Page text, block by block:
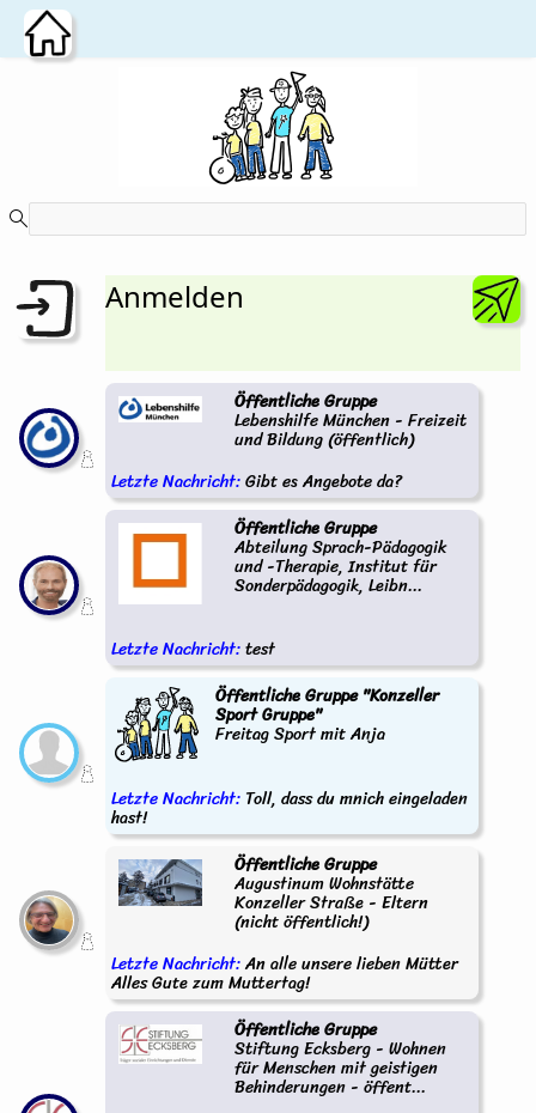
Zum Hauptinhalt wechseln
Anmelden
Öffentliche Gruppe
Lebenshilfe München - Freizeit
und Bildung (öffentlich)
Letzte Nachricht:Gibt es Angebote da?
Öffentliche Gruppe
Abteilung Sprach-Pädagogik
und -Therapie, Institut für
Sonderpädagogik, Leibn...
Letzte Nachricht:test
Öffentliche Gruppe "Konzeller
Sport Gruppe"
Freitag Sport mit Anja
Letzte Nachricht: Toll, dass du mnich eingeladen
hast!
Öffentliche Gruppe
Augustinum Wohnstätte
Konzeller Straße - Eltern
(nicht öffentlich!)
Letzte Nachricht:An alle unsere lieben Mütter
Alles Gute zum Muttertag!
Öffentliche Gruppe
Stiftung Ecksberg - Wohnen
für Menschen mit geistigen
Behinderungen - öffent...